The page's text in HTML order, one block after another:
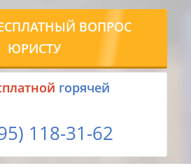
ВОПРОС
ЮРИСТУ
горячей
118-31-62